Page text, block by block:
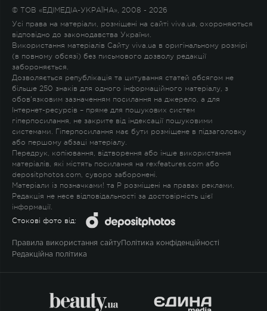
© ТОВ «ЕДІМЕДІА-УКРАЇНА», 2008 - 2026
Усі права на матеріали, розміщені на сайті viva.ua, охороняються
відповідно до законодавства України.
Використання матеріалів Сайту viva.ua в оригінальному розмірі
(в повному обсязі) без письмового дозволу редакції
забороняється.
Дозволяється републікація та цитування статей обсягом не
більше 250 знаків для одного інформаційного матеріалу, з
обов'язковим зазначенням посилання на джерело, а для
Інтернет-ресурсів – пряме для пошукових систем
гіперпосилання, не закрите від індексації пошуковими
системами. Гіперпосилання має бути розміщене в підзаголовку
або першому абзаці матеріалу.
Передрук, копіювання, відтворення або інше використання
матеріалів, які містять посилання на rexfeatures.com або
depositphotos.com, суворо заборонені.
Матеріали із позначками! та P розміщені на правах реклами.
Редакція не несе відповідальності за достовірність цієї
інформації.
Стокові фото від:
Правила використання сайту Політика конфіденційності
Редакційна політика